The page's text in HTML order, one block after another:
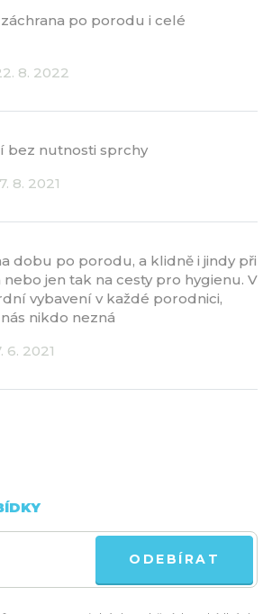
po porodu i celé
8. 2022
bez nutnosti sprchy
8. 2021
dobu po porodu, a klidně i jindy při
jen tak na cesty pro hygienu. V
vybavení v každé porodnici,
nikdo nezná
6. 2021
ODEBÍRAT